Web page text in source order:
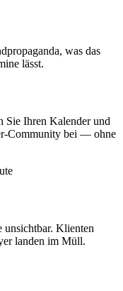
was das
lässt.
Sie Ihren Kalender und
Community bei — ohne
unsichtbar. Klienten
landen im Müll.